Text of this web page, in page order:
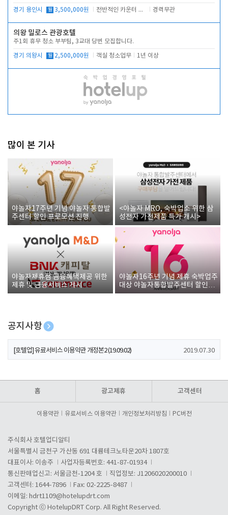
경기 용인시 월 3,500,000원 전반적인 카운터 업무 경력무관
의왕 밀로스 관광호텔
주1회 휴무 청소 부부팀, 3교대 당번 모집합니다.
경기 의왕시 월 2,500,000원 객실 청소업무 1년 이상
많이 본 기사
야놀자17주년 기념 야놀자 통합발
주센터 할인 프로모션 진행
<야놀자 MRO, 숙박업소 위한 삼
성전자 가전제품 특가 개시>
야놀자제휴점 금융혜택제공 위한
제휴 및 금융서비스 게시
야놀자16주년 기념 제휴 숙박업주
대상 야놀자통합발주센터 할인쿠
폰 증정
공지사항
[호텔업] 개인정보 처리방침 개정본1 (19.09.02)
[호텔업] 유료서비스 이용약관 개정본2 (19.09.02) 2019.07.30
홈 광고제휴 고객센터
이용약관 유료서비스 이용약관 개인정보처리방침 PC버전
주식회사 호텔업디알티
서울특별시 금천구 가산동 691 대륭테크노타운20차 1807호
대표이사: 이송주
사업자등록번호: 441-87-01934
통신판매업신고: 서울금천-1204 호
직업정보: J1206020200010
고객센터: 1644-7896
Fax: 02-2225-8487
이메일: hdrt1109@hotelupdrt.com
Copyright ⓒ HotelupDRT Corp. All Right Reserved.